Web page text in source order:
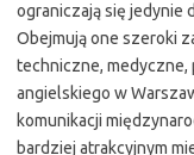
ograniczają się jedynie
Obejmują one szeroki
techniczne, medyczne,
angielskiego w
komunikacji
bardziej atrakcyjnym